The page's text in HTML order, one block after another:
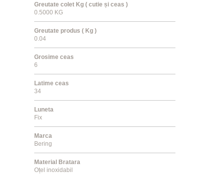
Greutate colet Kg ( cutie și ceas )
0.5000 KG
Greutate produs ( Kg )
0.04
Grosime ceas
6
Latime ceas
34
Luneta
Fix
Marca
Bering
Material Bratara
Oțel inoxidabil